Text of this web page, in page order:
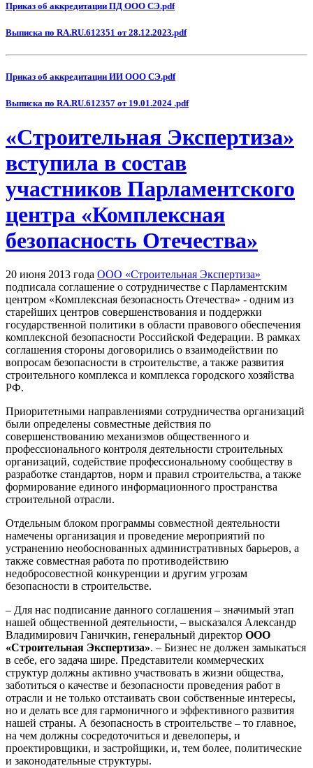
Приказ об аккредитации ПД ООО СЭ.pdf
Выписка по RA.RU.612351 от 28.12.2023.pdf
Приказ об аккредитации ИИ ООО СЭ.pdf
Выписка по RA.RU.612357 от 19.01.2024 .pdf
«Строительная Экспертиза»
вступила в состав
участников Парламентского
центра «Комплексная
безопасность Отечества»
20 июня 2013 года ООО «Строительная Экспертиза»
подписала соглашение о сотрудничестве с Парламентским
центром «Комплексная безопасность Отечества» - одним из
старейших центров совершенствования и поддержки
государственной политики в области правового обеспечения
комплексной безопасности Российской Федерации. В рамках
соглашения стороны договорились о взаимодействии по
вопросам безопасности в строительстве, а также развития
строительного комплекса и комплекса городского хозяйства
РФ.
Приоритетными направлениями сотрудничества организаций
были определены совместные действия по
совершенствованию механизмов общественного и
профессионального контроля деятельности строительных
организаций, содействие профессиональному сообществу в
разработке стандартов, норм и правил строительства, а также
формирование единого информационного пространства
строительной отрасли.
Отдельным блоком программы совместной деятельности
намечены организация и проведение мероприятий по
устранению необоснованных административных барьеров, а
также совместная работа по противодействию
недобросовестной конкуренции и другим угрозам
безопасности в строительстве.
– Для нас подписание данного соглашения – значимый этап
нашей общественной деятельности, – высказался Александр
Владимирович Ганичкин, генеральный директор ООО
«Строительная Экспертиза». – Бизнес не должен замыкаться
в себе, его задача шире. Представители коммерческих
структур должны активно участвовать в жизни общества,
заботиться о качестве и безопасности проведения работ в
отрасли и не только отстаивать свои собственные интересы,
но и делать все для гармоничного и эффективного развития
нашей страны. А безопасность в строительстве – то главное,
на чем должны сосредоточиться и девелоперы, и
проектировщики, и застройщики, и, тем более, политические
и законодательные структуры.